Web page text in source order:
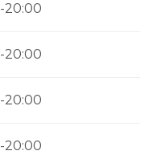
20:00
20:00
20:00
20:00